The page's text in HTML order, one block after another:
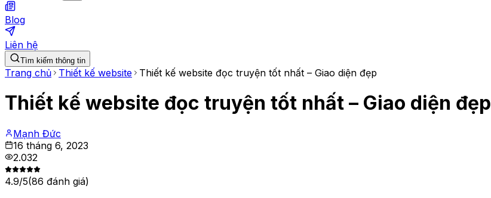
Blog
Liên hệ
Tìm kiếm thông tin
Trang chủ Thiết kế website Thiết kế website đọc truyện tốt nhất – Giao diện đẹp
Thiết kế website đọc truyện tốt nhất – Giao diện đẹp
Mạnh Đức
16 tháng 6, 2023
2.032
4.9/5(86 đánh giá)